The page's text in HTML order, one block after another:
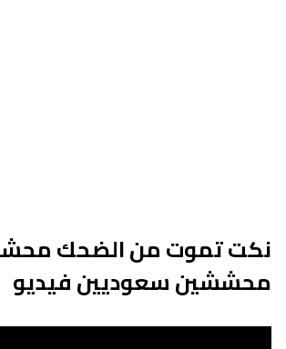
نكت تموت من الضحك
محششين سعوديين فيديو